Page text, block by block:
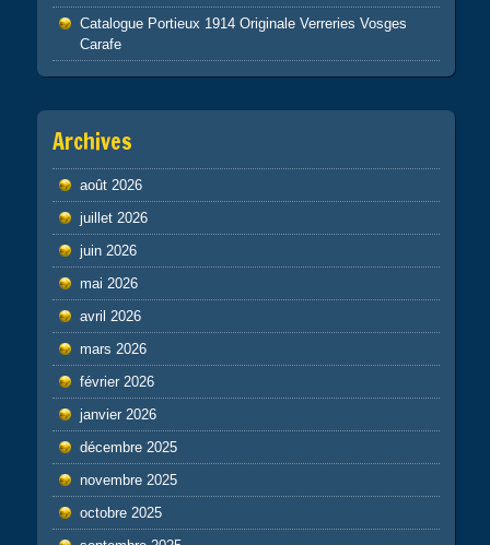
Catalogue Portieux 1914 Originale Verreries Vosges
Carafe
Archives
août 2026
juillet 2026
juin 2026
mai 2026
avril 2026
mars 2026
février 2026
janvier 2026
décembre 2025
novembre 2025
octobre 2025